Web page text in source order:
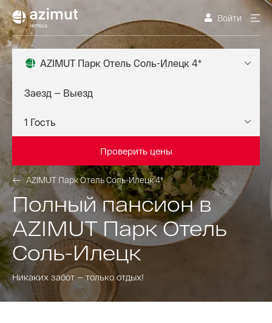
Войти
AZIMUT Парк Отель Соль-Илецк 4*
Проверить цены
AZIMUT Парк Отель Соль-Илецк 4*
Полный пансион в
AZIMUT Парк Отель
Соль-Илецк
Никаких забот — только отдых!